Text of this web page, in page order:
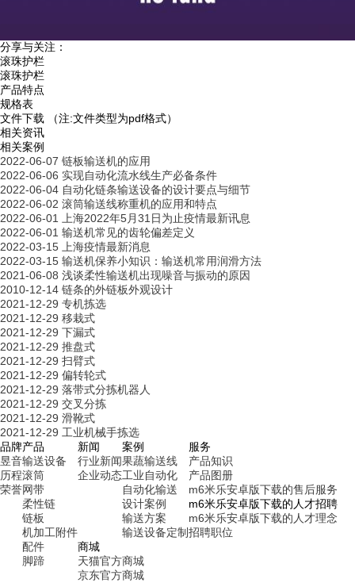
分享与关注：
滚珠护栏
滚珠护栏
产品特点
规格表
文件下载
（注:文件类型为pdf格式）
相关资讯
相关案例
2022-06-07 链板输送机的应用
2022-06-06 实现自动化流水线生产必备条件
2022-06-04 自动化链条输送设备的设计要点与细节
2022-06-02 滚筒输送线称重机的应用和特点
2022-06-01 上海2022年5月31日为止疫情最新讯息
2022-06-01 输送机常见的齿轮偏差定义
2022-03-15 上海疫情最新消息
2022-03-15 输送机保养小知识：输送机常用润滑方法
2021-06-08 浅谈柔性输送机出现噪音与振动的原因
2010-12-14 链条的外链板外观设计
2021-12-29 专机拣选
2021-12-29 移栽式
2021-12-29 下漏式
2021-12-29 推盘式
2021-12-29 扫臂式
2021-12-29 偏转轮式
2021-12-29 落带式分拣机器人
2021-12-29 交叉分拣
2021-12-29 滑靴式
2021-12-29 工业机械手拣选
品牌
昱音
历程
荣誉
产品
输送设备
滚筒
网带
柔性链
链板
机加工附件
配件
脚蹄
新闻
行业新闻
企业动态
案例
果蔬输送线
工业自动化
自动化输送
设计案例
输送方案
输送设备定制
服务
产品知识
产品图册
m6米乐安卓版下载的售后服务
m6米乐安卓版下载的人才招聘
m6米乐安卓版下载的人才理念
招聘职位
商城
天猫官方商城
京东官方商城